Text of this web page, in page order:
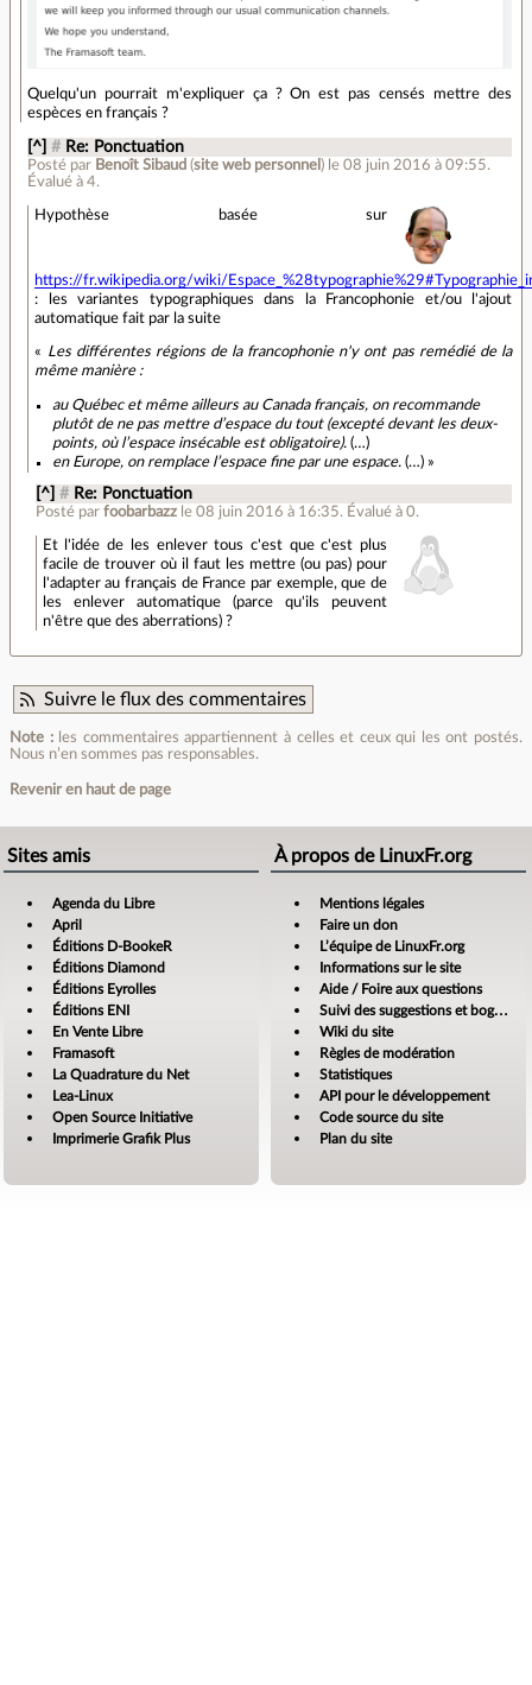
Quelqu'un pourrait m'expliquer ça ? On est pas censés mettre des
espèces en français ?
[^] # Re: Ponctuation
Posté par Benoît Sibaud (site web personnel ) le 08 juin 2016 à 09:55.
Évalué à4.
Hypothèse basée sur
https://fr.wikipedia.org/wiki/
: les variantes typographiques dans la Francophonie et/ou l'ajout
automatique fait par la suite
« Les différentes régions de la francophonie n'y ont pas remédié de la
même manière :
au Québec et même ailleurs au Canada français, on recommande
plutôt de ne pas mettre d’espace du tout (excepté devant les deux-
points, où l’espace insécable est obligatoire). (…)
en Europe, on remplace l’espace fine par une espace. (…) »
[^] # Re: Ponctuation
Posté par foobarbazz le 08 juin 2016 à 16:35. Évalué à 0.
Et l'idée de les enlever tous c'est que c'est plus
facile de trouver où il faut les mettre (ou pas) pour
l'adapter au français de France par exemple, que de
les enlever automatique (parce qu'ils peuvent
n'être que des aberrations) ?
Suivre le flux des commentaires
Note :les commentaires appartiennent à celles et ceux qui les ont postés.
Nous n’en sommes pas responsables.
Revenir en haut de page
Sites amis
Agenda du Libre
April
Éditions D-BookeR
Éditions Diamond
Éditions Eyrolles
Éditions ENI
En Vente Libre
Framasoft
La Quadrature du Net
Lea-Linux
Open Source Initiative
Imprimerie Grafik Plus
À propos de LinuxFr.org
Mentions légales
Faire un don
L’équipe de LinuxFr.org
Informations sur le site
Aide / Foire aux questions
Suivi des suggestions et bogues
Wiki du site
Règles de modération
Statistiques
API pour le développement
Code source du site
Plan du site